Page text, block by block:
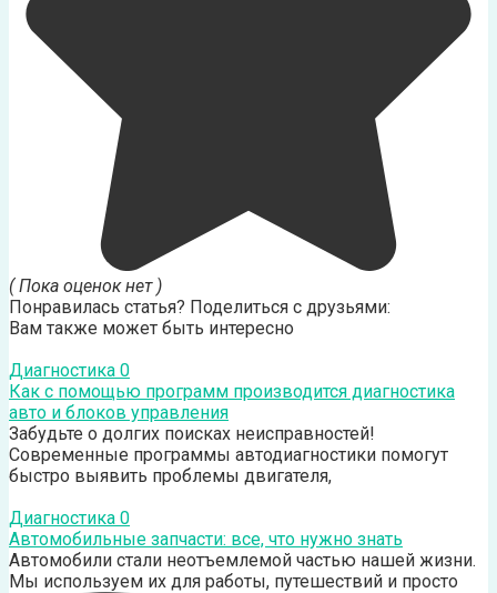
( Пока оценок нет )
Понравилась статья? Поделиться с друзьями:
Вам также может быть интересно
Диагностика 0
Как с помощью программ производится диагностика
авто и блоков управления
Забудьте о долгих поисках неисправностей!
Современные программы автодиагностики помогут
быстро выявить проблемы двигателя,
Диагностика 0
Автомобильные запчасти: все, что нужно знать
Автомобили стали неотъемлемой частью нашей жизни.
Мы используем их для работы, путешествий и просто